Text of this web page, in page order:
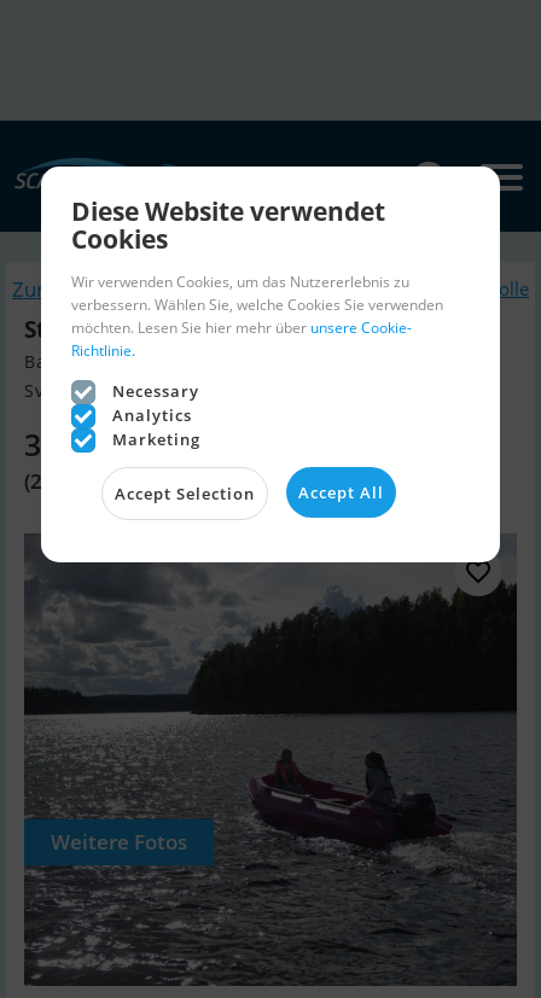
Zurück Ähnliche Jolle
Steady 320 by Pioner
Baujahr 2023, Jolle Verkaufen
Svendborg, Dänemark
3.470 EUR
(25.900 DKK)
Weitere Fotos
Diese Website verwendet
Cookies
Wir verwenden Cookies, um das Nutzererlebnis zu
verbessern. Wählen Sie, welche Cookies Sie verwenden
möchten. Lesen Sie hier mehr über unsere Cookie-
Richtlinie.
Necessary
Analytics
Marketing
Accept Selection Accept All